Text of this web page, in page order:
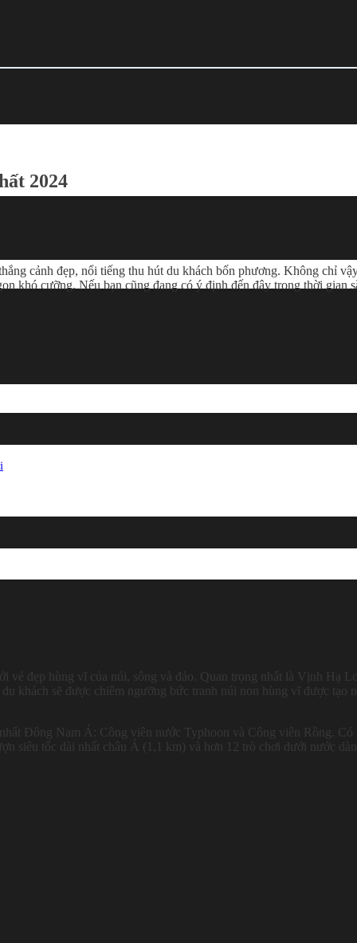
2024
cảnh đẹp, nổi tiếng thu hút du khách bốn phương. Không chỉ
khó cưỡng. Nếu bạn cũng đang có ý định đến đây trong thời gian
đẹp hùng vĩ của núi, sông và đảo. Quan trọng nhất là Vịnh Hạ
khách sẽ được chiêm ngưỡng bức tranh núi non hùng vĩ được tạo
Đông Nam Á: Công viên nước Typhoon và Công viên Rồng. Có
siêu tốc dài nhất châu Á (1,1 km) và hơn 12 trò chơi dưới nước